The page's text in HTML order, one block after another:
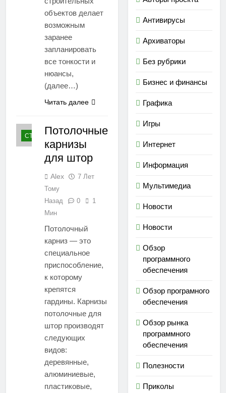
объектов делает
возможным
заранее
запланировать
все тонкости и
нюансы,
(далее…)
Читать далее
СТАТЬИПотолочные
карнизы
для штор
Alex
7 Лет
Тому
Назад
0
1
Мин
Потолочный
карниз — это
специальное
приспособление,
к которому
крепятся
гардины. Карнизы
потолочные для
штор производят
следующих
видов:
деревянные,
алюминиевые,
пластиковые,
Антивирусы
Архиваторы
Без рубрики
Бизнес и финансы
Графика
Игры
Интернет
Информация
Мультимедиа
Новости
Новости
Обзор
программного
обеспечения
Обзор програмного
обеспечения
Обзор рынка
программного
обеспечения
Полезности
Приколы